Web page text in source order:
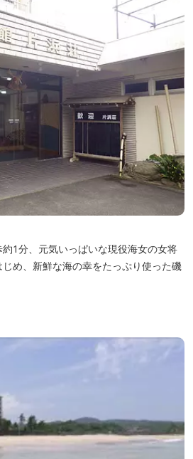
1分、元気いっぱいな現役海女の女将
め、新鮮な海の幸をたっぷり使った磯